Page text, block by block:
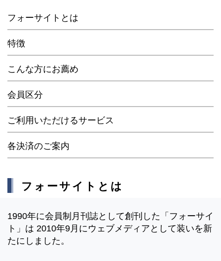
フォーサイトとは
特徴
こんな方にお薦め
会員区分
ご利用いただけるサービス
各決済のご案内
フォーサイトとは
1990年に会員制月刊誌として創刊した「フォーサイ
ト」は 2010年9月にウェブメディアとして装いを新
たにしました。